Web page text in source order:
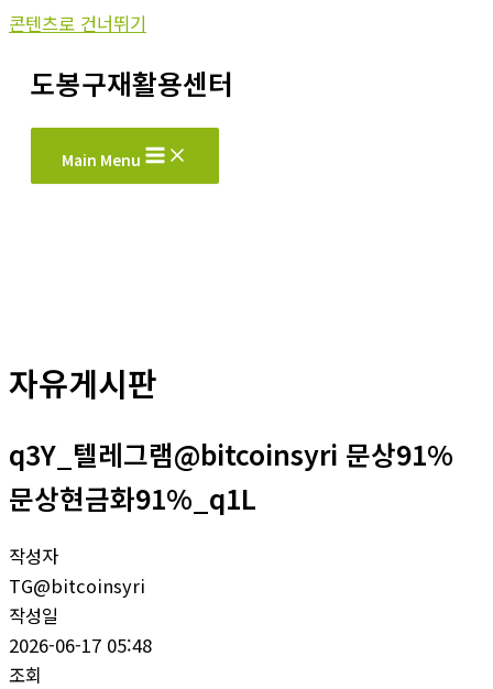
콘텐츠로 건너뛰기
도봉구재활용센터
Main Menu
자유게시판
q3Y_텔레그램@bitcoinsyri 문상91%
문상현금화91%_q1L
작성자
TG@bitcoinsyri
작성일
2026-06-17 05:48
조회